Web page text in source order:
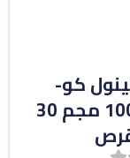
كو-
كيو10 100 مجم 30